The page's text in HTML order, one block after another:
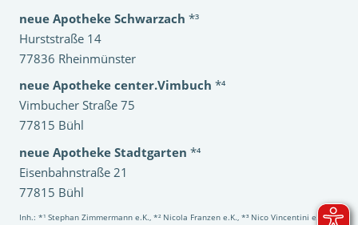
neue Apotheke Schwarzach *³
Hurststraße 14
77836 Rheinmünster
neue Apotheke center.Vimbuch *⁴
Vimbucher Straße 75
77815 Bühl
neue Apotheke Stadtgarten *⁴
Eisenbahnstraße 21
77815 Bühl
Inh.: *¹ Stephan Zimmermann e.K., *² Nicola Franzen e.K., *³ Nico Vincentini e.K.,